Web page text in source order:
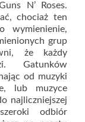
N’ Roses.
chociaż ten
wymienienie,
grup
że każdy
Gatunków
od muzyki
lub muzyce
najliczniejszej
odbiór